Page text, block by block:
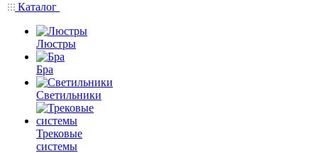
Каталог
Люстры
Бра
Светильники
Трековые
системы